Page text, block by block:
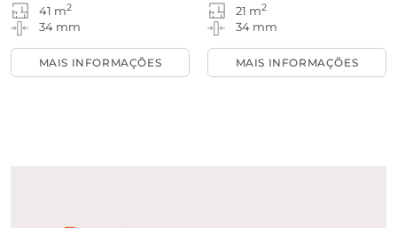
41 m2
34 mm
MAIS INFORMAÇÕES
21 m2
34 mm
MAIS INFORMAÇÕES